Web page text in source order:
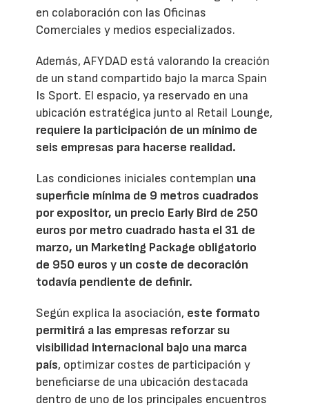
en colaboración con las Oficinas
Comerciales y medios especializados.
Además, AFYDAD está valorando la creación
de un stand compartido bajo la marca Spain
Is Sport. El espacio, ya reservado en una
ubicación estratégica junto al Retail Lounge,
requiere la participación de un mínimo de
seis empresas para hacerse realidad.
Las condiciones iniciales contemplan una
superficie mínima de 9 metros cuadrados
por expositor, un precio Early Bird de 250
euros por metro cuadrado hasta el 31 de
marzo, un Marketing Package obligatorio
de 950 euros y un coste de decoración
todavía pendiente de definir.
Según explica la asociación, este formato
permitirá a las empresas reforzar su
visibilidad internacional bajo una marca
país, optimizar costes de participación y
beneficiarse de una ubicación destacada
dentro de uno de los principales encuentros